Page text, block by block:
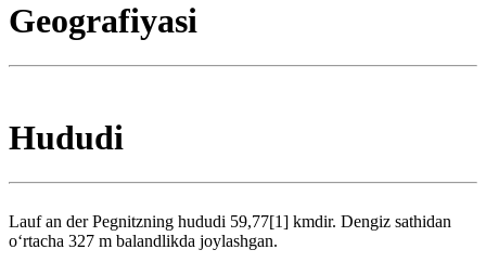
Geografiyasi
Hududi
Lauf an der Pegnitzning hududi 59,77[1] kmdir. Dengiz sathidan
oʻrtacha 327 m balandlikda joylashgan.